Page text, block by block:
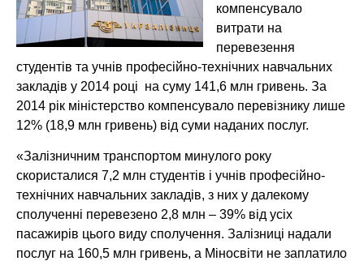
компенсувало
витрати на
перевезення
студентів та учнів професійно-технічних навчальних
закладів у 2014 році на суму 141,6 млн гривень. За
2014 рік міністерство компенсувало перевізнику лише
12% (18,9 млн гривень) від суми наданих послуг.
«Залізничним транспортом минулого року
скористалися 7,2 млн студентів і учнів професійно-
технічних навчальних закладів, з них у далекому
сполученні перевезено 2,8 млн – 39% від усіх
пасажирів цього виду сполучення. Залізниці надали
послуг на 160,5 млн гривень, а Міносвіти не заплатило